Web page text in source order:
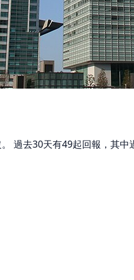
過去30天有49起回報，其